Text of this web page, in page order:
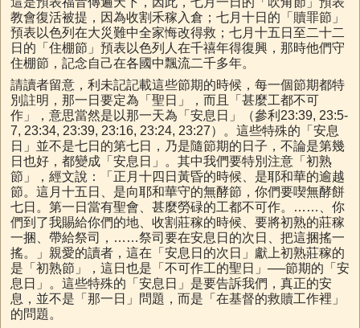
教會復活被提，因為收割禾稼入倉；七月十日的「贖罪節」
預表以色列在大災難中全家悔改得救；七月十五日至二十二
日的「住棚節」預表以色列人在千禧年得復興，那時他們守
住棚節，記念自己在各國中飄流二千多年。
請讀者留意，利未記記載這些節期的時候，每一個節期都特
別註明，那一日要定為「聖日」，而且「甚麼工都不可
作」，意思當然是以那一天為「安息日」（參利23:39, 23:5-
7, 23:34, 23:39, 23:16, 23:24, 23:27）。這些特殊的「安息
日」並不是七日的第七日，乃是隨節期的日子，不論是第幾
日也好，都變成「安息日」。其中我們要特別注意「初熟
節」，經文說：「正月十四日黃昏的時候、是耶和華的逾越
節。這月十五日、是向耶和華守的無酵節，你們要喫無酵餅
七日。第一日當有聖會、甚麼勞碌的工都不可作。……、你
們到了我賜給你們的地、收割莊稼的時候、要將初熟的莊稼
一捆、帶給祭司，……祭司要在安息日的次日、把這捆搖一
搖。」親愛的讀者，這在「安息日的次日」獻上初熟莊稼的
是「初熟節」，這日也是「不可作工的聖日」──節期的「安
息日」。這些特殊的「安息日」是要告訴我們，真正的安
息，並不是「那一日」問題，而是「在基督的救贖工作裡」
的問題。